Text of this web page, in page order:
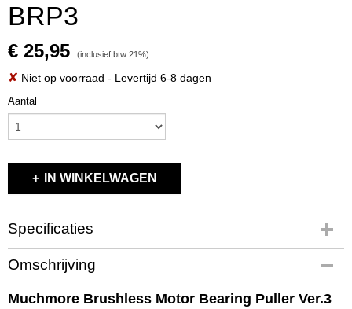
BRP3
€ 25,95 (inclusief btw 21%)
✘ Niet op voorraad - Levertijd 6-8 dagen
Aantal
IN WINKELWAGEN
Specificaties
Productcode
MK-BRP3
EAN code
Omschrijving
Muchmore Brushless Motor Bearing Puller Ver.3